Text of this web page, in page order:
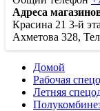
Адреса
Красина 21 3-й
Ахметова 328,
Домой
Рабочая
Летняя